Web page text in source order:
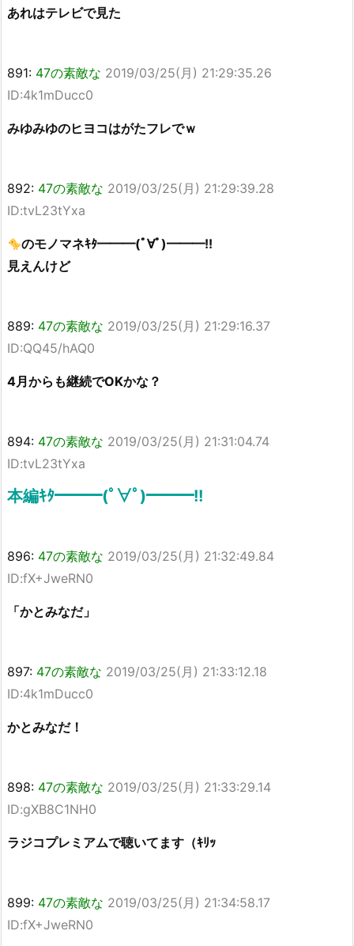
あれはテレビで見た
891: 47の素敵な 2019/03/25(月) 21:29:35.26
ID:4k1mDucc0
みゆみゆのヒヨコはがたフレでｗ
892: 47の素敵な 2019/03/25(月) 21:29:39.28
ID:tvL23tYxa
のモノマネｷﾀ━━━(ﾟ∀ﾟ)━━━!!
見えんけど
889: 47の素敵な 2019/03/25(月) 21:29:16.37
ID:QQ45/hAQ0
4月からも継続でOKかな？
894: 47の素敵な 2019/03/25(月) 21:31:04.74
ID:tvL23tYxa
本編ｷﾀ━━━(ﾟ∀ﾟ)━━━!!
896: 47の素敵な 2019/03/25(月) 21:32:49.84
ID:fX+JweRN0
「かとみなだ」
897: 47の素敵な 2019/03/25(月) 21:33:12.18
ID:4k1mDucc0
かとみなだ！
898: 47の素敵な 2019/03/25(月) 21:33:29.14
ID:gXB8C1NH0
ラジコプレミアムで聴いてます（ｷﾘｯ
899: 47の素敵な 2019/03/25(月) 21:34:58.17
ID:fX+JweRN0